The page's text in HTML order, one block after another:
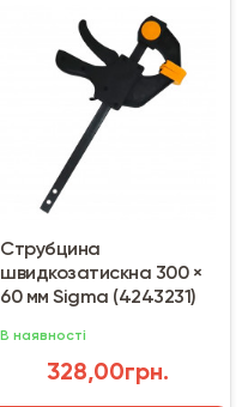
Струбцина
швидкозатискна 300 ×
60 мм Sigma (4243231)
В наявності
328,00грн.